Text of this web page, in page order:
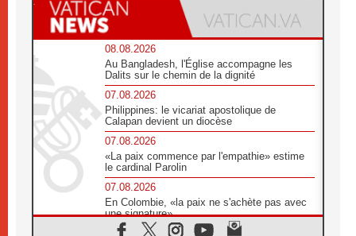
08.08.2026
Au Bangladesh, l'Église accompagne les
Dalits sur le chemin de la dignité
07.08.2026
Philippines: le vicariat apostolique de
Calapan devient un diocèse
07.08.2026
«La paix commence par l'empathie» estime
le cardinal Parolin
07.08.2026
En Colombie, «la paix ne s'achète pas avec
une signature»
07.08.2026